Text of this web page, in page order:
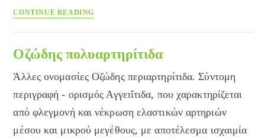
CONTINUE READING
Οζώδης πολυαρτηρίτιδα
Άλλες ονομασίες Οζώδης περιαρτηρίτιδα. Σύντομη
περιγραφή - ορισμός Αγγειΐτιδα, που χαρακτηρίζεται
από φλεγμονή και νέκρωση ελαστικών αρτηριών
μέσου και μικρού μεγέθους, με αποτέλεσμα ισχαιμία